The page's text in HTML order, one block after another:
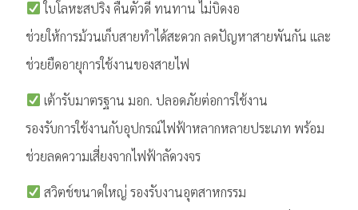
ใบโลหะสปริง คืนตัวดี ทนทาน ไม่บิดงอ
ช่วยให้การม้วนเก็บสายทำได้สะดวก ลดปัญหาสายพันกัน และ
ช่วยยืดอายุการใช้งานของสายไฟ
เต้ารับมาตรฐาน มอก. ปลอดภัยต่อการใช้งาน
รองรับการใช้งานกับอุปกรณ์ไฟฟ้าหลากหลายประเภท พร้อม
ช่วยลดความเสี่ยงจากไฟฟ้าลัดวงจร
สวิตช์ขนาดใหญ่ รองรับงานอุตสาหกรรม